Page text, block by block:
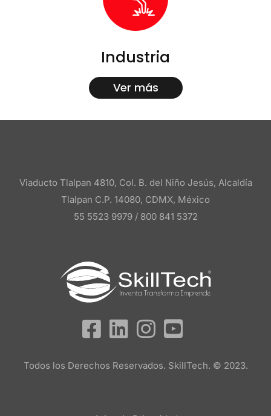
Industria
Ver más
Viaducto Tlalpan 4810, Col. B. del Niño Jesús, Alcaldía
Tlalpan C.P. 14080, CDMX, México
55 5523 9979 / 800 841 5372
Todos los Derechos Reservados. SkillTech. © 2023.